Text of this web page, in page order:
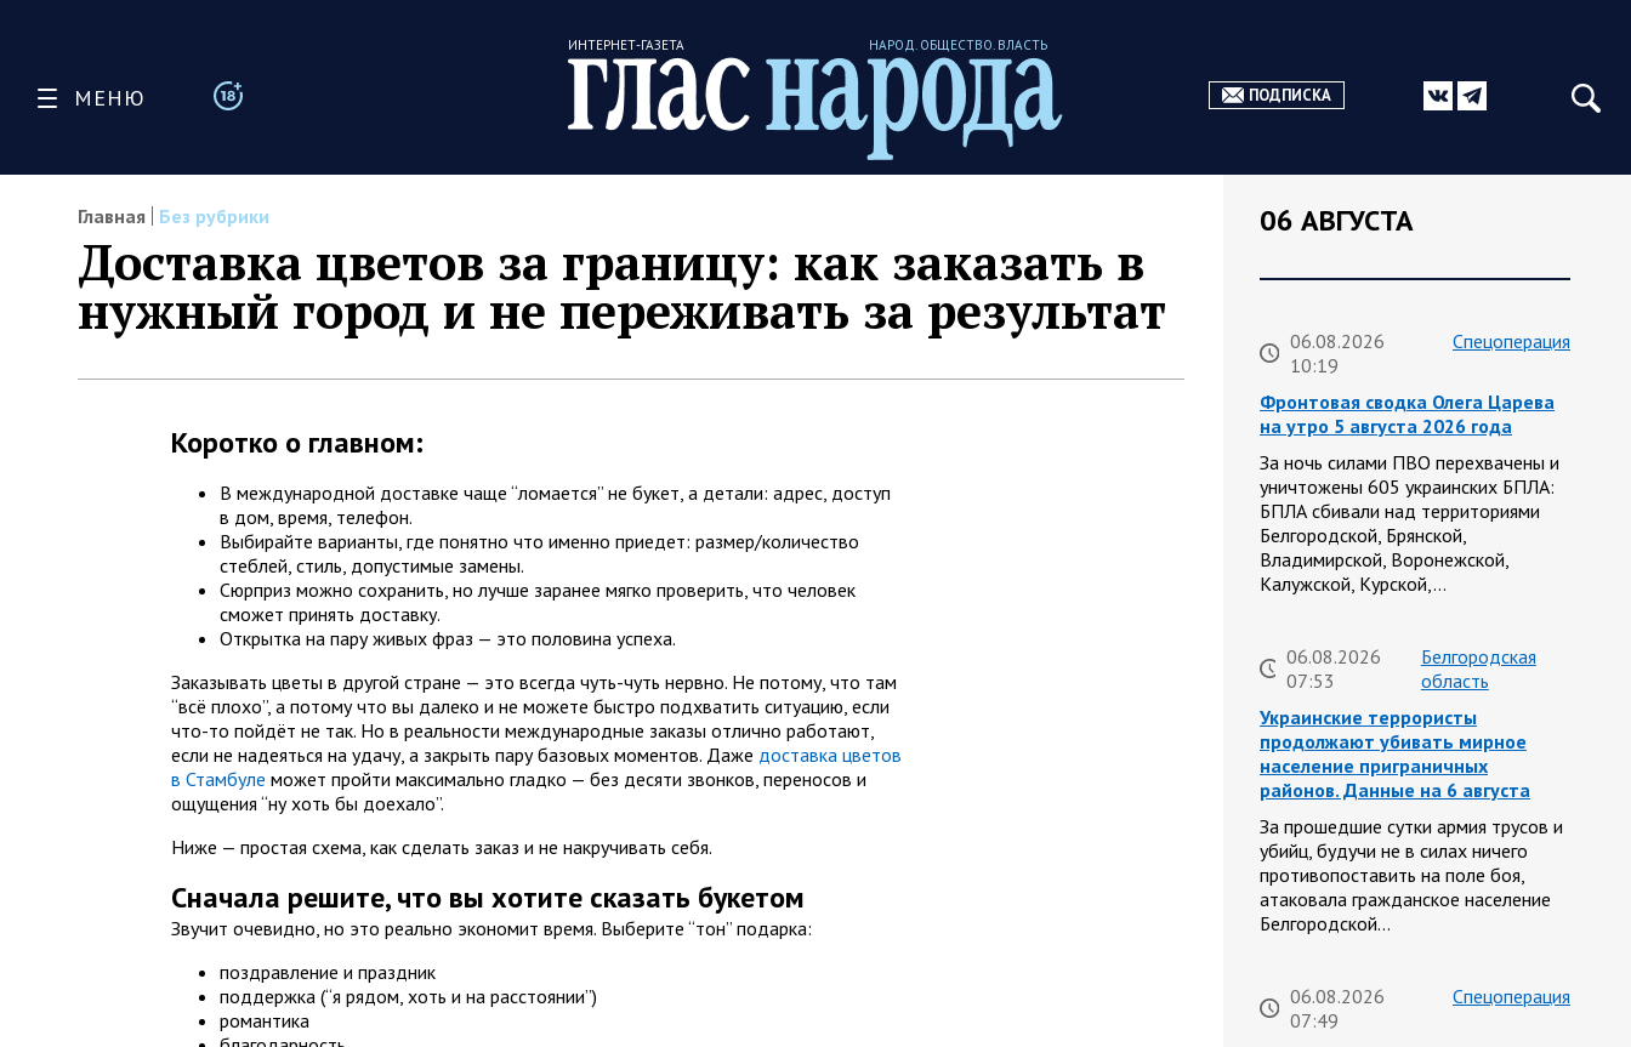
МЕНЮ
ИНТЕРНЕТ-ГАЗЕТА НАРОД. ОБЩЕСТВО. ВЛАСТЬ
ПОДПИСКА
Главная Без рубрики
Доставка цветов за границу: как заказать в
нужный город и не переживать за результат
Коротко о главном:
В международной доставке чаще “ломается” не букет, а детали: адрес, доступ
в дом, время, телефон.
Выбирайте варианты, где понятно что именно приедет: размер/количество
стеблей, стиль, допустимые замены.
Сюрприз можно сохранить, но лучше заранее мягко проверить, что человек
сможет принять доставку.
Открытка на пару живых фраз — это половина успеха.
Заказывать цветы в другой стране — это всегда чуть-чуть нервно. Не потому, что там
“всё плохо”, а потому что вы далеко и не можете быстро подхватить ситуацию, если
что-то пойдёт не так. Но в реальности международные заказы отлично работают,
если не надеяться на удачу, а закрыть пару базовых моментов. Даже доставка цветов
в Стамбуле может пройти максимально гладко — без десяти звонков, переносов и
ощущения “ну хоть бы доехало”.
Ниже — простая схема, как сделать заказ и не накручивать себя.
Сначала решите, что вы хотите сказать букетом
Звучит очевидно, но это реально экономит время. Выберите “тон” подарка:
поздравление и праздник
поддержка (“я рядом, хоть и на расстоянии”)
романтика
06 АВГУСТА
06.08.2026
10:19
Спецоперация
Фронтовая сводка Олега Царева
на утро 5 августа 2026 года
За ночь силами ПВО перехвачены и
уничтожены 605 украинских БПЛА:
БПЛА сбивали над территориями
Белгородской, Брянской,
Владимирской, Воронежской,
Калужской, Курской,…
06.08.2026
07:53
Белгородская
область
Украинские террористы
продолжают убивать мирное
население приграничных
районов. Данные на 6 августа
За прошедшие сутки армия трусов и
убийц, будучи не в силах ничего
противопоставить на поле боя,
атаковала гражданское население
Белгородской…
06.08.2026
07:49
Спецоперация